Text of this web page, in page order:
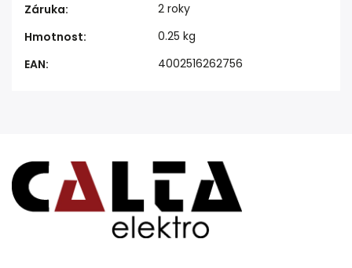
Záruka:
2 roky
Hmotnost:
0.25 kg
EAN: 4002516262756